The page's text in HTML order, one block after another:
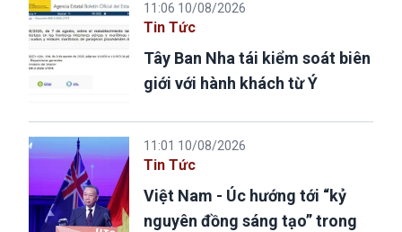
11:06 10/08/2026
Tin Tức
Tây Ban Nha tái kiểm soát biên
giới với hành khách từ Ý
11:01 10/08/2026
Tin Tức
Việt Nam - Úc hướng tới “kỷ
nguyên đồng sáng tạo” trong